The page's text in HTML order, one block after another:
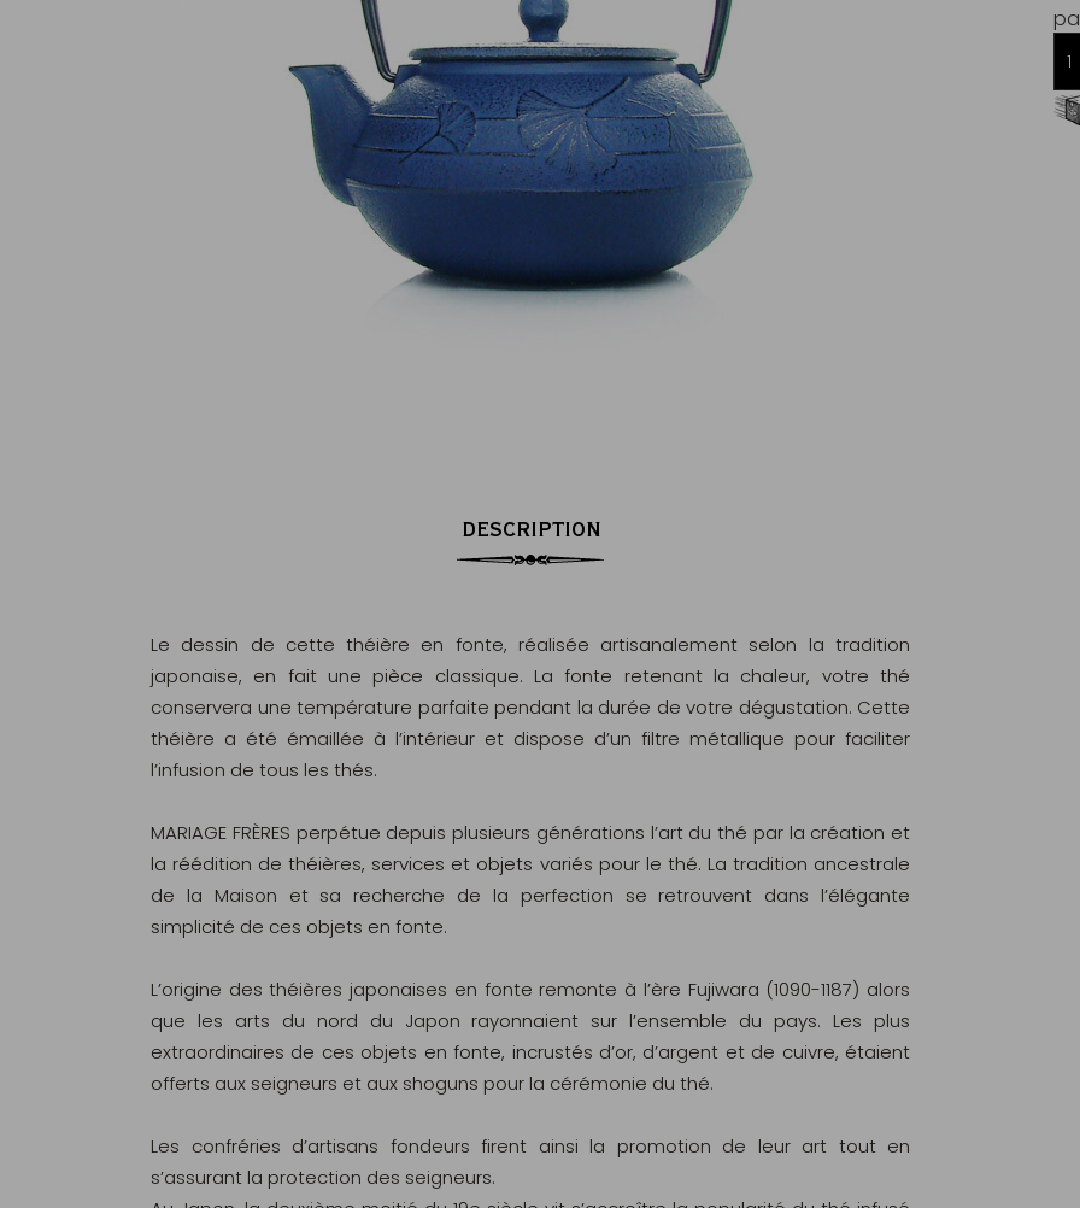
Paiement en ligne 100% sécurisé
MasterCard, CB, Visa, PayPal
Livraison offerte dès 60€ d'achats
en France Métropolitaine
DESCRIPTION
Le dessin de cette théière en fonte, réalisée artisanalement selon la tradition
japonaise, en fait une pièce classique. La fonte retenant la chaleur, votre thé
conservera une température parfaite pendant la durée de votre dégustation. Cette
théière a été émaillée à l’intérieur et dispose d’un filtre métallique pour faciliter
l’infusion de tous les thés.
MARIAGE FRÈRES perpétue depuis plusieurs générations l’art du thé par la création et
la réédition de théières, services et objets variés pour le thé. La tradition ancestrale
de la Maison et sa recherche de la perfection se retrouvent dans l’élégante
simplicité de ces objets en fonte.
L’origine des théières japonaises en fonte remonte à l’ère Fujiwara (1090-1187) alors
que les arts du nord du Japon rayonnaient sur l’ensemble du pays. Les plus
extraordinaires de ces objets en fonte, incrustés d’or, d’argent et de cuivre, étaient
offerts aux seigneurs et aux shoguns pour la cérémonie du thé.
Les confréries d’artisans fondeurs firent ainsi la promotion de leur art tout en
s’assurant la protection des seigneurs.